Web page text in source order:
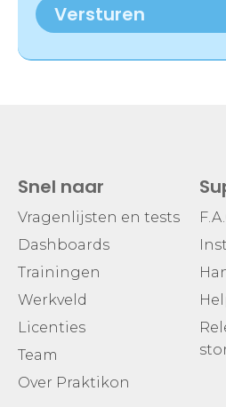
Versturen
Snel naar
Vragenlijsten en tests
Dashboards
Trainingen
Werkveld
Licenties
Team
Over Praktikon